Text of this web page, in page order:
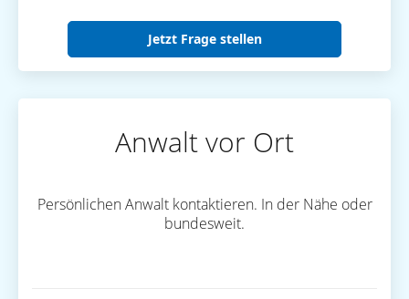
Jetzt Frage stellen
Anwalt vor Ort
Persönlichen Anwalt kontaktieren. In der Nähe oder
bundesweit.